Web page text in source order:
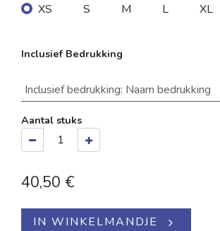
XS S M L XL
Inclusief Bedrukking
Inclusief bedrukking: Naam bedrukking
Aantal stuks
40,50 €
IN WINKELMANDJE